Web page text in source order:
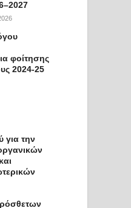
φοίτησης
2024-25
για την